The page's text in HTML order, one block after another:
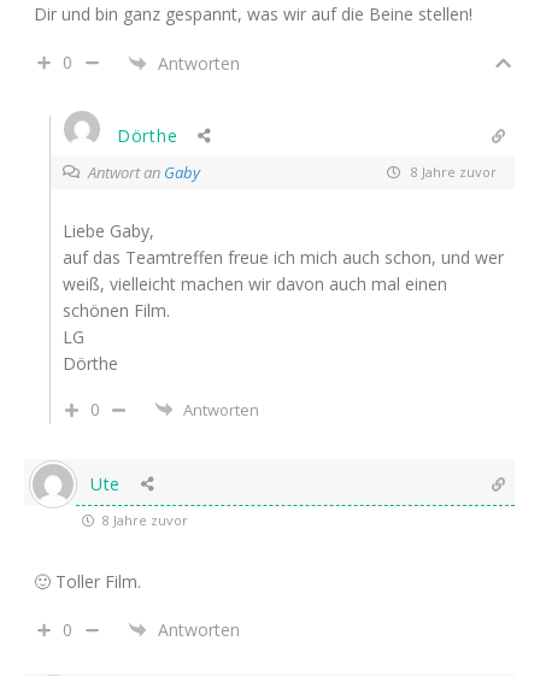
Dir und bin ganz gespannt, was wir auf die Beine stellen!
0 Antworten
Dörthe
Antwort an Gaby 8 Jahre zuvor
Liebe Gaby,
auf das Teamtreffen freue ich mich auch schon, und wer
weiß, vielleicht machen wir davon auch mal einen
schönen Film.
LG
Dörthe
0
Antworten
Ute
8 Jahre zuvor
🙂 Toller Film.
0 Antworten